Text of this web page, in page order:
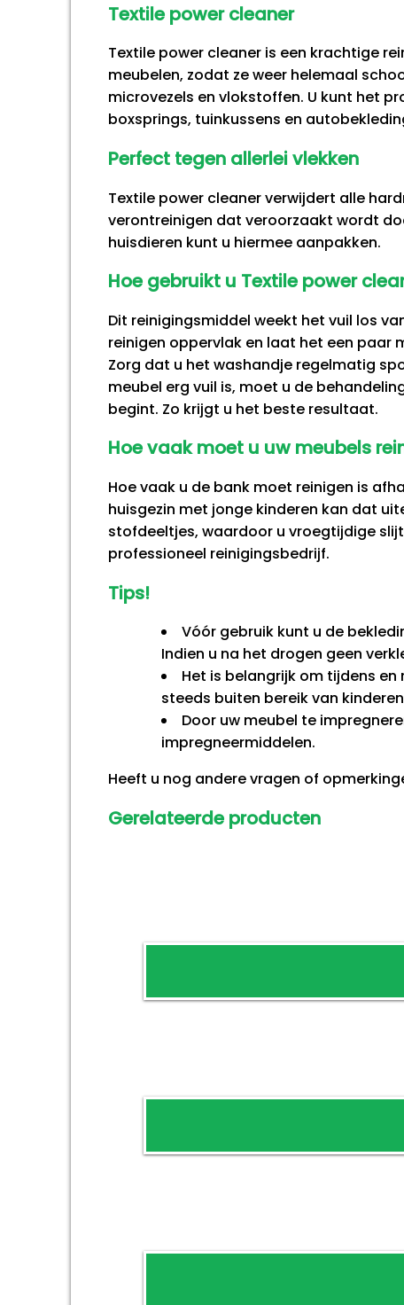
Textile power cleaner
Textile power cleaner is een krachtige
meubelen, zodat ze weer helemaal
microvezels en vlokstoffen. U kunt het
boxsprings, tuinkussens en
Perfect tegen allerlei vlekken
Textile power cleaner verwijdert alle
verontreinigen dat veroorzaakt wordt
huisdieren kunt u hiermee aanpakken.
Hoe gebruikt u Textile power
Dit reinigingsmiddel weekt het vuil los
reinigen oppervlak en laat het een paar
Zorg dat u het washandje regelmatig
meubel erg vuil is, moet u de
begint. Zo krijgt u het beste resultaat.
Hoe vaak moet u uw meubels
Hoe vaak u de bank moet reinigen is
huisgezin met jonge kinderen kan dat
stofdeeltjes, waardoor u vroegtijdige
professioneel reinigingsbedrijf.
Tips!
Vóór gebruik kunt u de
Indien u na het drogen geen
Het is belangrijk om tijdens
steeds buiten bereik van
Door uw meubel te
impregneermiddelen.
Heeft u nog andere vragen of
Gerelateerde producten